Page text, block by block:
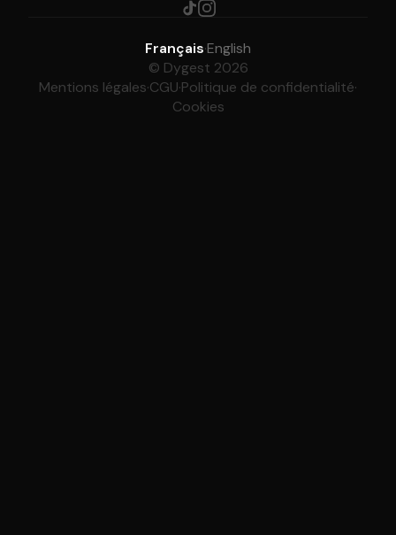
Français·English
© Dygest 2026
Mentions légales·CGU·Politique de confidentialité·
Cookies